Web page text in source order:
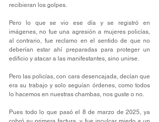
recibieran los golpes.
Pero lo que se vio ese día y se registró en
imágenes, no fue una agresión a mujeres policías,
al contrario, fue reclamo en el sentido de que no
deberían estar ahí preparadas para proteger un
edificio y atacar a las manifestantes, sino unirse.
Pero las policías, con cara desencajada, decían que
era su trabajo y solo seguían órdenes, como todos
lo hacemos en nuestras chambas, nos guste o no.
Pues todo lo que pasó el 8 de marzo de 2025, ya